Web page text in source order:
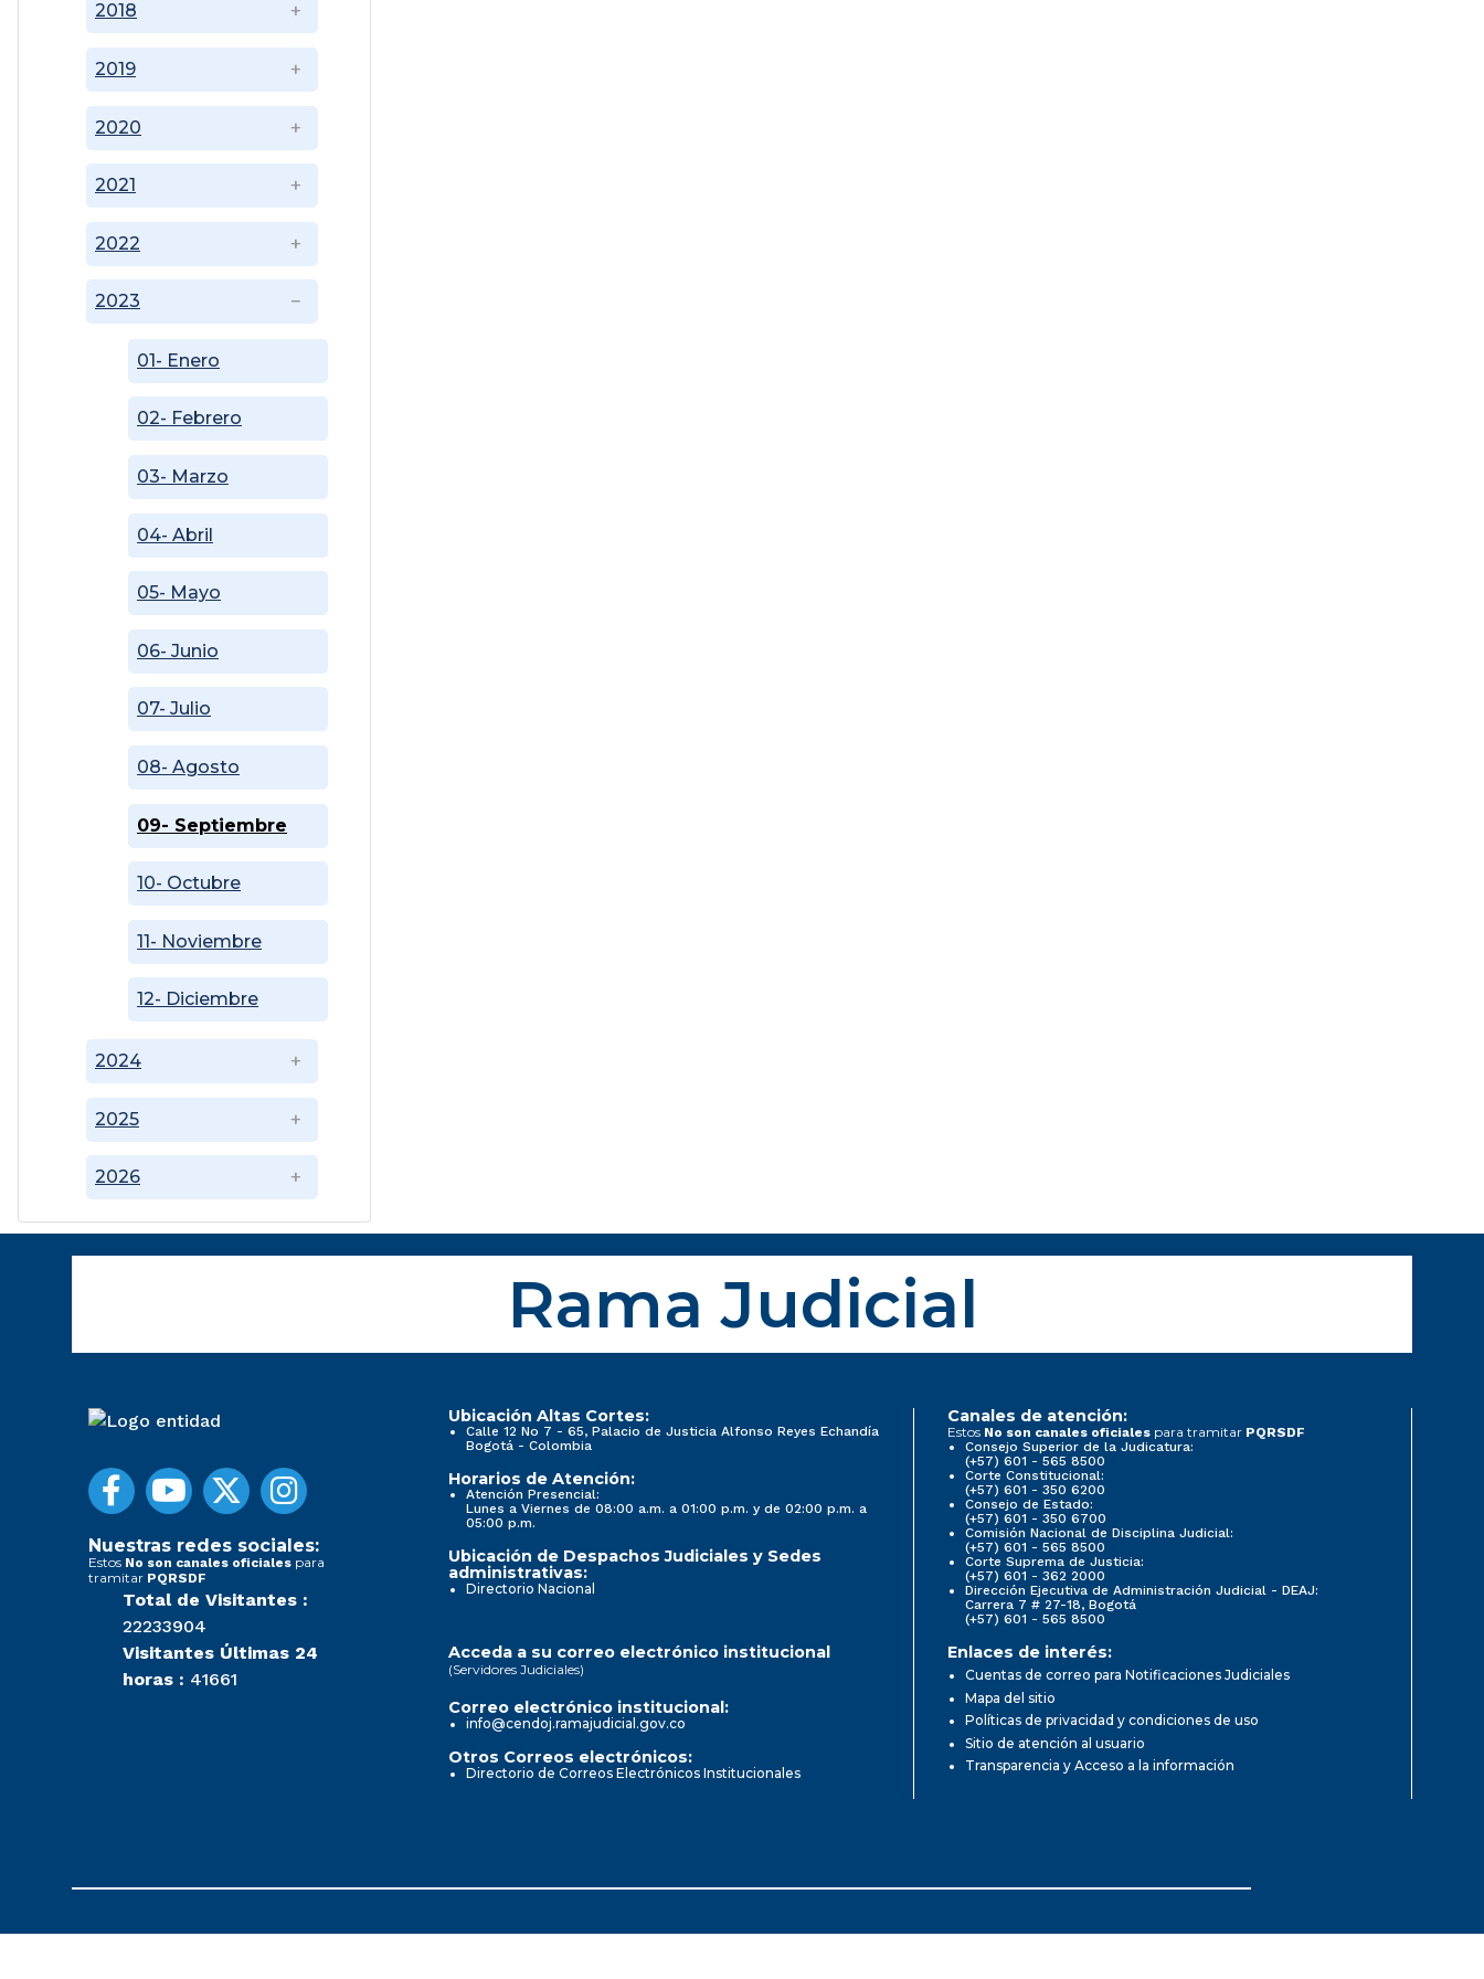
2018
2019
2020
2021
2022
2023
01- Enero
02- Febrero
03- Marzo
04- Abril
05- Mayo
06- Junio
07- Julio
08- Agosto
09- Septiembre
10- Octubre
11- Noviembre
12- Diciembre
2024
2025
2026
Rama Judicial
Nuestras redes sociales:
Estos No son canales oficiales para
tramitar PQRSDF
Total de Visitantes :
22233904
Visitantes Últimas 24
horas : 41661
Ubicación Altas Cortes:
Calle 12 No 7 - 65, Palacio de Justicia Alfonso Reyes Echandía
Bogotá - Colombia
Horarios de Atención:
Atención Presencial:
Lunes a Viernes de 08:00 a.m. a 01:00 p.m. y de 02:00 p.m. a
05:00 p.m.
Ubicación de Despachos Judiciales y Sedes
administrativas:
Directorio Nacional
Canales de atención:
Estos No son canales oficiales para tramitar PQRSDF
Consejo Superior de la Judicatura:
(+57) 601 - 565 8500
Corte Constitucional:
(+57) 601 - 350 6200
Consejo de Estado:
(+57) 601 - 350 6700
Comisión Nacional de Disciplina Judicial:
(+57) 601 - 565 8500
Corte Suprema de Justicia:
(+57) 601 - 362 2000
Dirección Ejecutiva de Administración Judicial - DEAJ:
Carrera 7 # 27-18, Bogotá
(+57) 601 - 565 8500
Acceda a su correo electrónico institucional
(Servidores Judiciales)
Correo electrónico institucional:
info@cendoj.ramajudicial.gov.co
Otros Correos electrónicos:
Directorio de Correos Electrónicos Institucionales
Enlaces de interés:
Cuentas de correo para Notificaciones Judiciales
Mapa del sitio
Políticas de privacidad y condiciones de uso
Sitio de atención al usuario
Transparencia y Acceso a la información